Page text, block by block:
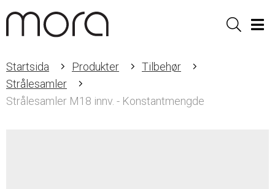
Sök
Startsida Produkter
Tilbehør
Strålesamler
Strålesamler M18 innv. - Konstantmengde